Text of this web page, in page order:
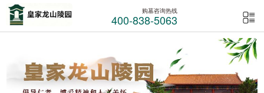
购墓咨询热线
400-838-5063